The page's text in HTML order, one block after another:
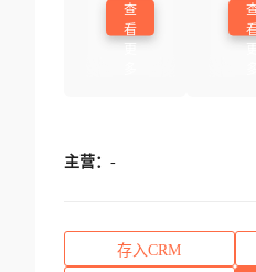
查
看
主营： -
存入CRM